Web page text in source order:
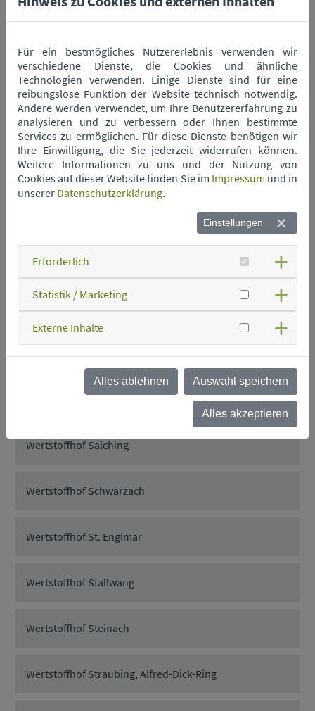
Wertstoffhof Neukirchen
Wertstoffhof Niederwinkling
Wertstoffhof Oberschneiding
Wertstoffhof Perkam
Wertstoffhof Rain
Wertstoffhof Rattenberg
Wertstoffhof Rattiszell
Wertstoffhof Salching
Wertstoffhof Schwarzach
Wertstoffhof St. Englmar
Wertstoffhof Stallwang
Wertstoffhof Steinach
Wertstoffhof Straubing, Alfred-Dick-Ring
Für ein bestmögliches Nutzererlebnis verwenden wir
verschiedene Dienste, die Cookies und ähnliche
Technologien verwenden. Einige Dienste sind für eine
reibungslose Funktion der Website technisch notwendig.
Andere werden verwendet, um Ihre Benutzererfahrung zu
analysieren und zu verbessern oder Ihnen bestimmte
Services zu ermöglichen. Für diese Dienste benötigen wir
Ihre Einwilligung, die Sie jederzeit widerrufen können.
Weitere Informationen zu uns und der Nutzung von
Cookies auf dieser Website finden Sie im Impressum und in
unserer Datenschutzerklärung.
Einstellungen
Erforderlich
Statistik / Marketing
Externe Inhalte
Alles ablehnen Auswahl speichern
Alles akzeptieren